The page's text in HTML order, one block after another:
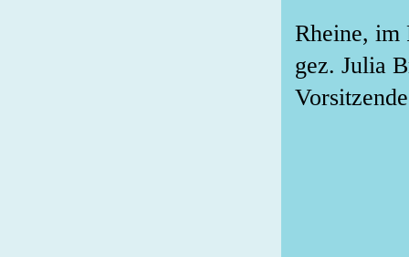
Rheine, im
gez. Julia